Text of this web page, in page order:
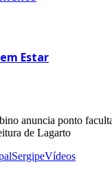
Estar
anuncia ponto
de Lagarto
SergipeVídeos